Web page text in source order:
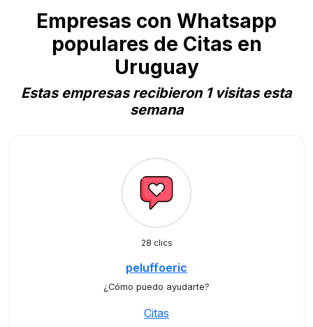
Empresas con Whatsapp
populares de Citas en
Uruguay
Estas empresas recibieron 1 visitas esta
semana
28 clics
peluffoeric
¿Cómo puedo ayudarte?
Citas